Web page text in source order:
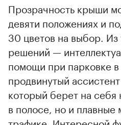
Прозрачность крыши
девяти положениях и
30 цветов на выбор. Из
решений —
помощи при парковке
продвинутый
который берет на себя
в полосе, но и